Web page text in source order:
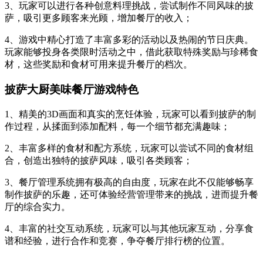
3、玩家可以进行各种创意料理挑战，尝试制作不同风味的披
萨，吸引更多顾客来光顾，增加餐厅的收入；
4、游戏中精心打造了丰富多彩的活动以及热闹的节日庆典。
玩家能够投身各类限时活动之中，借此获取特殊奖励与珍稀食
材，这些奖励和食材可用来提升餐厅的档次。
披萨大厨美味餐厅游戏特色
1、精美的3D画面和真实的烹饪体验，玩家可以看到披萨的制
作过程，从揉面到添加配料，每一个细节都充满趣味；
2、丰富多样的食材和配方系统，玩家可以尝试不同的食材组
合，创造出独特的披萨风味，吸引各类顾客；
3、餐厅管理系统拥有极高的自由度，玩家在此不仅能够畅享
制作披萨的乐趣，还可体验经营管理带来的挑战，进而提升餐
厅的综合实力。
4、丰富的社交互动系统，玩家可以与其他玩家互动，分享食
谱和经验，进行合作和竞赛，争夺餐厅排行榜的位置。